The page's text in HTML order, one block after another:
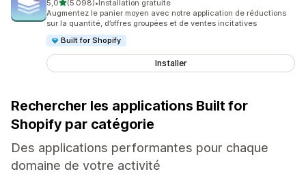
5,0étoile(s) sur 5
(5 098)
5098 avis au total
• Installation gratuite
Augmentez le panier moyen avec notre application de réductions
sur la quantité, d’offres groupées et de ventes incitatives
Built for Shopify
Installer
Rechercher les applications Built for
Shopify par catégorie
Des applications performantes pour chaque
domaine de votre activité